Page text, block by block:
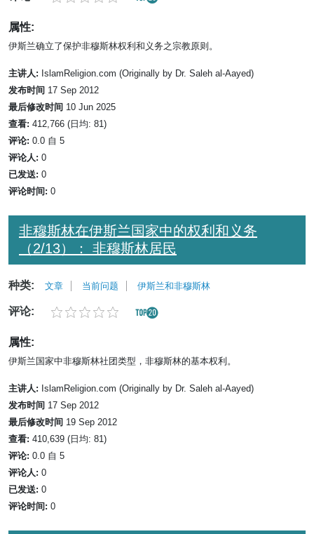
属性:
伊斯兰确立了保护非穆斯林权利和义务之宗教原则。
主讲人: IslamReligion.com (Originally by Dr. Saleh al-Aayed)
发布时间 17 Sep 2012
最后修改时间 10 Jun 2025
查看: 412,766 (日均: 81)
评论: 0.0 自 5
评论人: 0
已发送: 0
评论时间: 0
非穆斯林在伊斯兰国家中的权利和义务
（2/13）： 非穆斯林居民
种类: 文章 当前问题 伊斯兰和非穆斯林
评论:
属性:
伊斯兰国家中非穆斯林社团类型，非穆斯林的基本权利。
主讲人: IslamReligion.com (Originally by Dr. Saleh al-Aayed)
发布时间 17 Sep 2012
最后修改时间 19 Sep 2012
查看: 410,639 (日均: 81)
评论: 0.0 自 5
评论人: 0
已发送: 0
评论时间: 0